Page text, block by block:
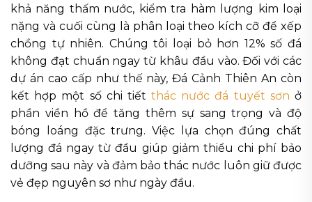
khả năng thấm nước, kiểm tra hàm lượng kim loại
nặng và cuối cùng là phân loại theo kích cỡ để xếp
chồng tự nhiên. Chúng tôi loại bỏ hơn 12% số đá
không đạt chuẩn ngay từ khâu đầu vào. Đối với các
dự án cao cấp như thế này, Đá Cảnh Thiên An còn
kết hợp một số chi tiếtthác nước đá tuyết sơn ở
phần viền hồ để tăng thêm sự sang trọng và độ
bóng loáng đặc trưng. Việc lựa chọn đúng chất
lượng đá ngay từ đầu giúp giảm thiểu chi phí bảo
dưỡng sau này và đảm bảo thác nước luôn giữ được
vẻ đẹp nguyên sơ như ngày đầu.